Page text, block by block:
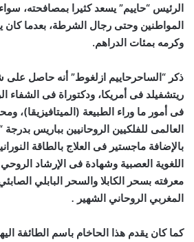
الرئيس “حاييم” يسعد كثيرا بمصافحته،
المواطنين وحتى رجال الشرطة، بعدما كان
وكرمه بمئات الدراهم.
ذكر “الساحرحاييم ازلغوط” أنه حاصل
ريتشفيلد فى أمريكا، ودكتوراة فى
فى أمور ما وراء الطبيعة (الميتافيزيقا)،
العالمى للفلكيين الروحانيين بباريس
بالإضافة ماجستير فى العلاج بالطاقة
اللغوية العصبية وشهادة فى الإرشاد
معرفته بسحر الكابلا والسحر البابلي
المغربي الروحاني الشهير .
كما كان يقدم هذا الحاخام باسم الطائفة